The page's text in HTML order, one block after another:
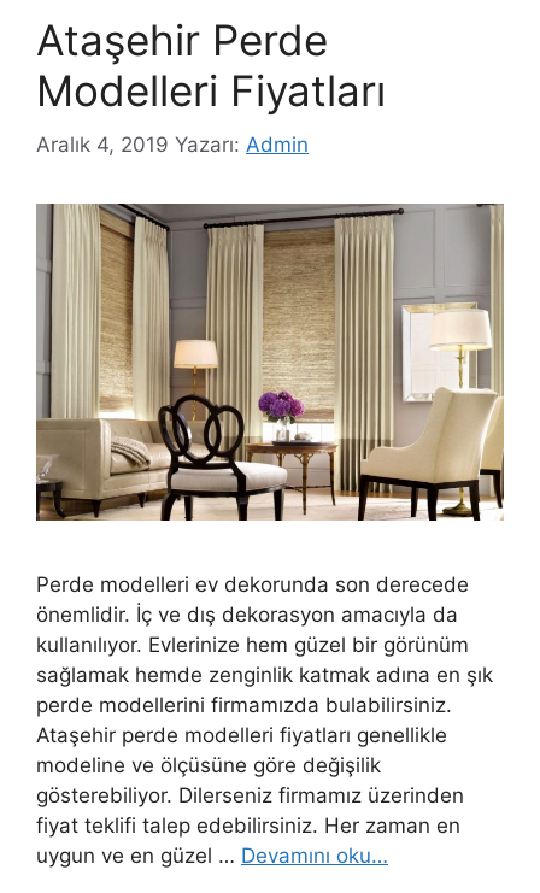
Ataşehir Perde
Modelleri Fiyatları
Aralık 4, 2019 Yazarı: Admin
Perde modelleri ev dekorunda son derecede
önemlidir. İç ve dış dekorasyon amacıyla da
kullanılıyor. Evlerinize hem güzel bir görünüm
sağlamak hemde zenginlik katmak adına en şık
perde modellerini firmamızda bulabilirsiniz.
Ataşehir perde modelleri fiyatları genellikle
modeline ve ölçüsüne göre değişilik
gösterebiliyor. Dilerseniz firmamız üzerinden
fiyat teklifi talep edebilirsiniz. Her zaman en
uygun ve en güzel … Devamını oku…